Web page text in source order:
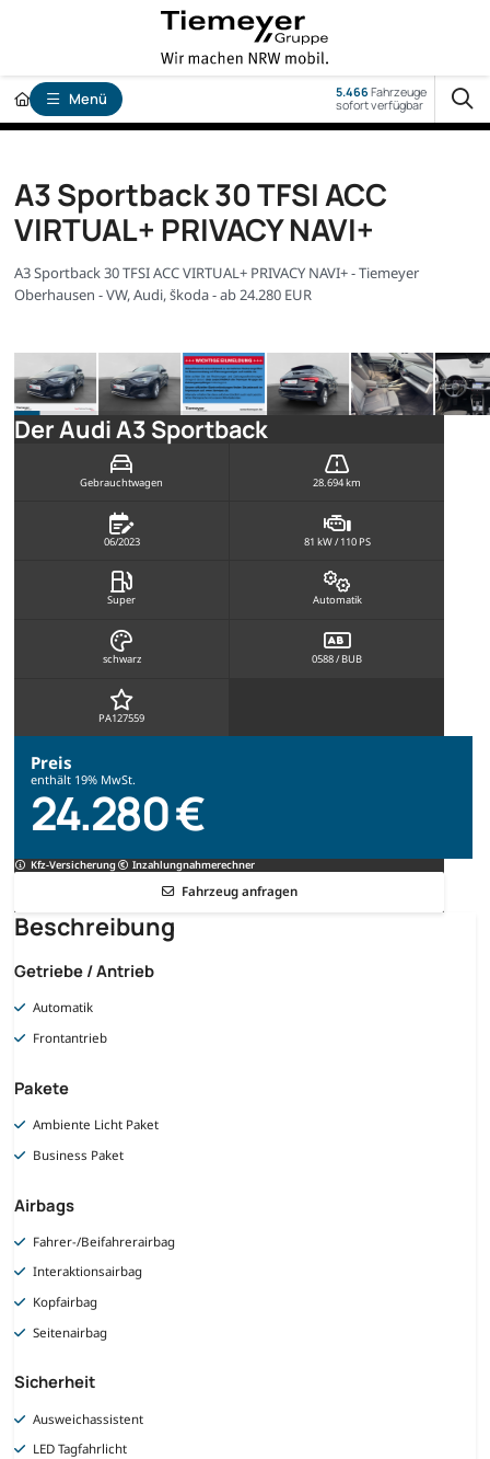
Menü 5.466Fahrzeuge
sofort verfügbar
A3 Sportback 30 TFSI ACC
VIRTUAL+ PRIVACY NAVI+
A3 Sportback 30 TFSI ACC VIRTUAL+ PRIVACY NAVI+ - Tiemeyer
Oberhausen - VW, Audi, Škoda - ab 24.280 EUR
Der Audi A3 Sportback
Gebrauchtwagen 28.694 km
06/2023 81 kW / 110 PS
Super Automatik
schwarz 0588 / BUB
PA127559
Preis
enthält 19% MwSt.
24.280 €
Kfz-Versicherung Inzahlungnahmerechner
Fahrzeug anfragen
Beschreibung
Getriebe / Antrieb
Automatik
Frontantrieb
Pakete
Ambiente Licht Paket
Business Paket
Airbags
Fahrer-/Beifahrerairbag
Interaktionsairbag
Kopfairbag
Seitenairbag
Sicherheit
Ausweichassistent
LED Tagfahrlicht